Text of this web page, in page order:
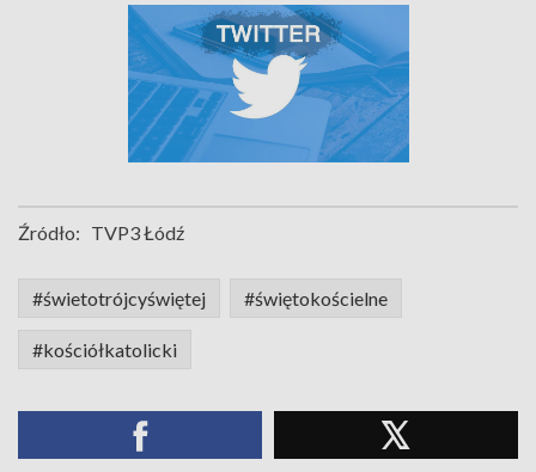
Źródło: TVP3 Łódź
#świetotrójcyświętej #świętokościelne
#kościółkatolicki